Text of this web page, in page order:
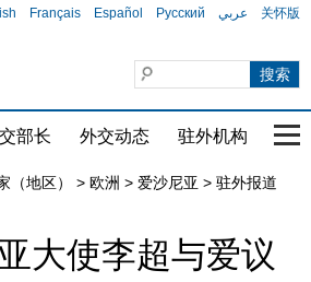
Français Español Русский عربي 关怀版
部长 外交动态 驻外机构 国
（地区） > 欧洲 > 爱沙尼亚 > 驻外报道
大使李超与爱议